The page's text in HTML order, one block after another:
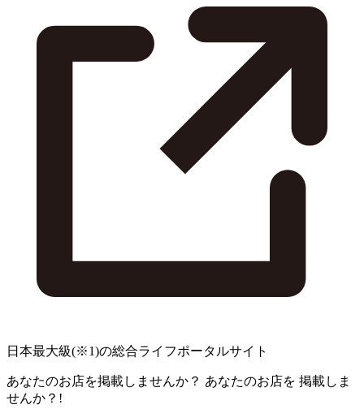
日本最大級(※1)の総合ライフポータルサイト
あなたのお店を掲載しませんか？ あなたのお店を 掲載しま
せんか？!